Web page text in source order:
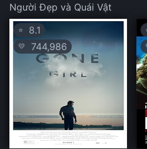
Người Đẹp và Quái Vật
⭐ 8.1
💛 744,986